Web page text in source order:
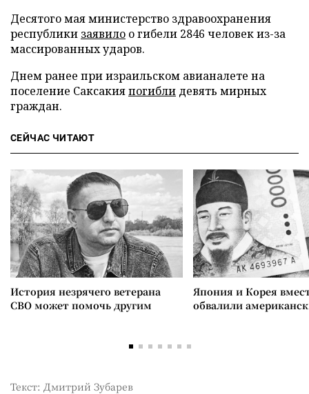
Десятого мая министерство здравоохранения
республики заявило о гибели 2846 человек из-за
массированных ударов.
Днем ранее при израильском авианалете на
поселение Саксакияпогибли девять мирных
граждан.
СЕЙЧАС ЧИТАЮТ
История незрячего ветерана
СВО может помочь другим
Япония и Корея
обвалили
Текст: Дмитрий Зубарев